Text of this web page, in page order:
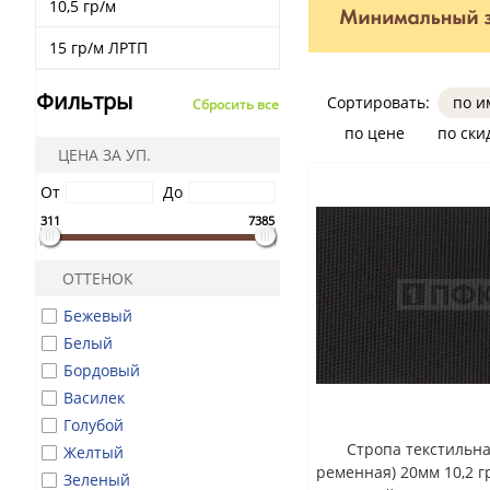
10,5 гр/м
15 гр/м ЛРТП
Фильтры Сбросить все
ЦЕНА ЗА УП.
От
До
311 7385
ОТТЕНОК
Бежевый
Белый
Бордовый
Василек
Голубой
Желтый
Зеленый
Сортировать:
по
по цене
по
Стропа
ременная) 20мм 10,2